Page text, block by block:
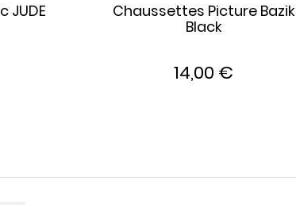
JUDE
Chaussettes Picture Bazik
Black
14,00 €